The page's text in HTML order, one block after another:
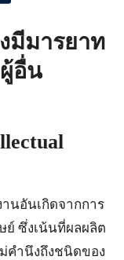
มีมารยาท
อื่น
อันเกิดจากการ
ย์ ซึ่งเน้นที่ผลผลิต
คำนึงถึงชนิดของ